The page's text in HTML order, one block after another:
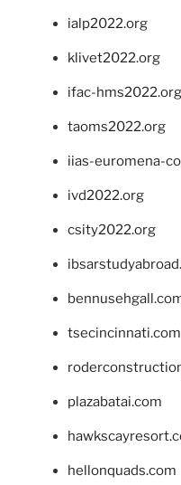
ialp2022.org
klivet2022.org
ifac-hms2022.org
taoms2022.org
iias-euromena-
ivd2022.org
csity2022.org
tsecincinnati.com
plazabatai.com
hellonquads.com